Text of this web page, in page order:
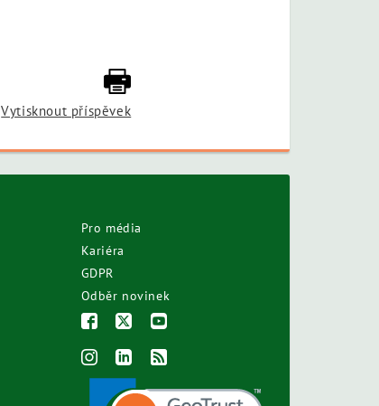
Vytisknout příspěvek
Pro média
Kariéra
GDPR
Odběr novinek